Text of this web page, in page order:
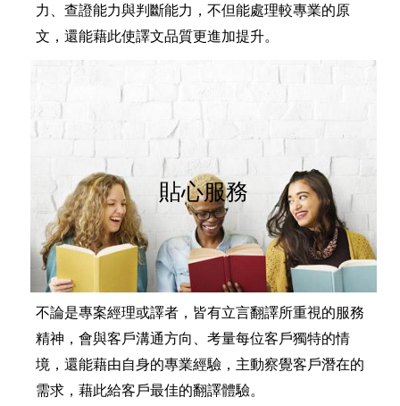
力、查證能力與判斷能力，不但能處理較專業的原
文，還能藉此使譯文品質更進加提升。
貼心服務
不論是專案經理或譯者，皆有立言翻譯所重視的服務
精神，會與客戶溝通方向、考量每位客戶獨特的情
境，還能藉由自身的專業經驗，主動察覺客戶潛在的
需求，藉此給客戶最佳的翻譯體驗。